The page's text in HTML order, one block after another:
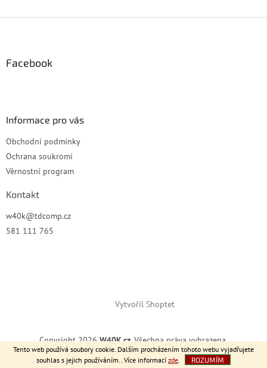
Tento web používá soubory cookie. Dalším procházením tohoto webu vyjadřujete
souhlas s jejich používáním.. Více informacízde. ROZUMÍM
Facebook
Informace pro vás
Obchodní podmínky
Ochrana soukromí
Věrnostní program
Kontakt
w40k@tdcomp.cz
581 111 765
Vytvořil Shoptet
Copyright 2026W40K.cz. Všechna práva vyhrazena.